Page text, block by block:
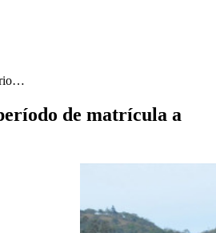
de matrícula a